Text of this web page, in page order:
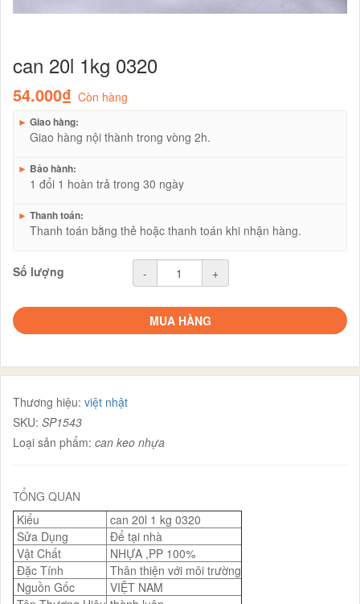
can 20l 1kg 0320
54.000₫ Còn hàng
► Giao hàng:
Giao hàng nội thành trong vòng 2h.
► Bảo hành:
1 đổi 1 hoàn trả trong 30 ngày
► Thanh toán:
Thanh toán bằng thẻ hoặc thanh toán khi nhận hàng.
Số lượng - +
MUA HÀNG
Thương hiệu: việt nhật
SKU: SP1543
Loại sản phẩm: can keo nhựa
TỔNG QUAN
Kiểu
can 20l 1 kg 0320
Sửa Dụng
Để tại nhà
Vật Chất
NHỰA ,PP 100%
Đặc Tính
Thân thiện với môi trường
Nguồn Gốc
VIỆT NAM